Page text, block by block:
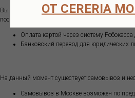
ОТ CERERIA
Вы можете оплатить ваш заказ одним из
после подтверждения наличия товара на складе):
Оплата картой через систему
Банковский перевод для юридических
На данный момент существует самовывоз и
Самовывоз в Москве возможен по